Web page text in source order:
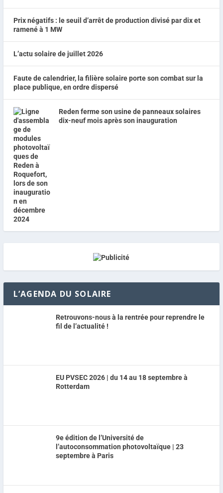
Prix négatifs : le seuil d’arrêt de production divisé par dix et
ramené à 1 MW
L’actu solaire de juillet 2026
Faute de calendrier, la filière solaire porte son combat sur la
place publique, en ordre dispersé
Reden ferme son usine de panneaux solaires
dix-neuf mois après son inauguration
L’AGENDA DU SOLAIRE
Retrouvons-nous à la rentrée pour reprendre le
fil de l’actualité !
EU PVSEC 2026 | du 14 au 18 septembre à
Rotterdam
9e édition de l’Université de
l’autoconsommation photovoltaïque | 23
septembre à Paris